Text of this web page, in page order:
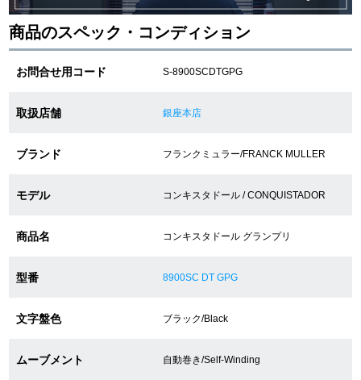
送料・お支払方法
ショッピングローンの流れ
ショップサービス
ラッピングサービス
腕時計サイズ調整サービス
店舗受け取りサービス
商品のスペック・コンディション
お問合せ用コード S-8900SCDTGPG
取扱店舗 銀座本店
ブランド フランクミュラー/FRANCK MULLER
モデル コンキスタドール / CONQUISTADOR
商品名 コンキスタドール グランプリ
型番 8900SC DT GPG
文字盤色 ブラック/Black
ムーブメント 自動巻き/Self-Winding